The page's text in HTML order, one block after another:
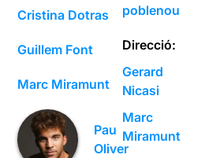
Cristina Dotras
Guillem Font
Marc Miramunt
Pau
Oliver
poblenou
Direcció:
Gerard
Nicasi
Marc
Miramunt